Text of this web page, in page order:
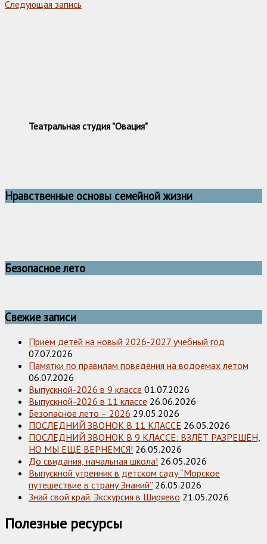
Следующая запись
Театральная студия "Овация"
Нравственные основы семейной жизни
Безопасное лето
Свежие записи
Приём детей на новый 2026-2027 учебный год
07.07.2026
Памятки по правилам поведения на водоемах летом
06.07.2026
Выпускной-2026 в 9 классе 01.07.2026
Выпускной-2026 в 11 классе 26.06.2026
Безопасное лето – 2026 29.05.2026
ПОСЛЕДНИЙ ЗВОНОК В 11 КЛАССЕ 26.05.2026
ПОСЛЕДНИЙ ЗВОНОК В 9 КЛАССЕ: ВЗЛЁТ РАЗРЕШЁН,
НО МЫ ЕЩЁ ВЕРНЁМСЯ! 26.05.2026
До свидания, начальная школа! 26.05.2026
Выпускной утренник в детском саду “Морское
путешествие в страну Знаний” 26.05.2026
Знай свой край. Экскурсия в Ширяево 21.05.2026
Полезные ресурсы